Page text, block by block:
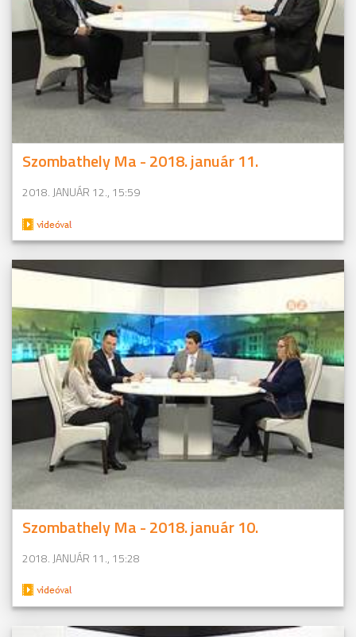
Szombathely Ma - 2018. január 11.
2018. JANUÁR 12., 15:59
Szombathely Ma - 2018. január 10.
2018. JANUÁR 11., 15:28